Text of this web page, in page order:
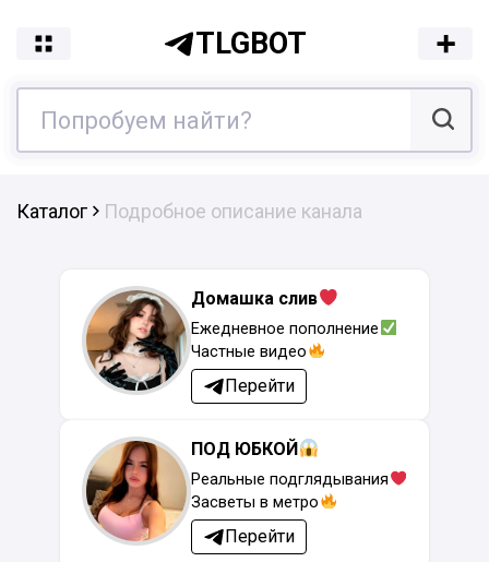
TLGBOT
Каталог Подробное описание канала
Домашка слив
Ежедневное пополнение
Частные видео
Перейти
ПОД ЮБКОЙ
Реальные подглядывания
Засветы в метро
Перейти